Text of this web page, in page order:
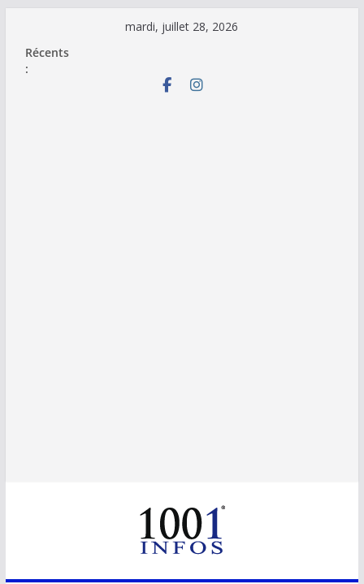
contenu
mardi, juillet 28, 2026
Récents
: